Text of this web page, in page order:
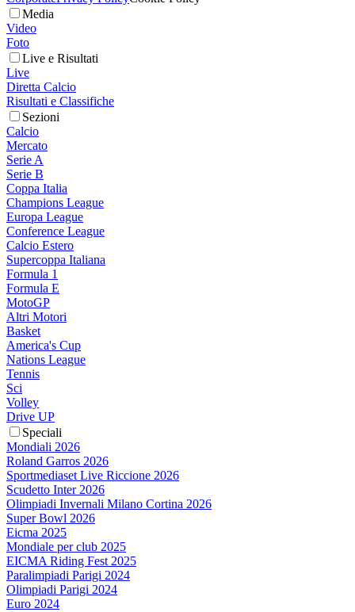
Media
Video
Foto
Live e Risultati
Live
Diretta Calcio
Risultati e Classifiche
Sezioni
Calcio
Mercato
Serie A
Serie B
Coppa Italia
Champions League
Europa League
Conference League
Calcio Estero
Supercoppa Italiana
Formula 1
Formula E
MotoGP
Altri Motori
Basket
America's Cup
Nations League
Tennis
Sci
Volley
Drive UP
Speciali
Mondiali 2026
Roland Garros 2026
Sportmediaset Live Riccione 2026
Scudetto Inter 2026
Olimpiadi Invernali Milano Cortina 2026
Super Bowl 2026
Eicma 2025
Mondiale per club 2025
EICMA Riding Fest 2025
Paralimpiadi Parigi 2024
Olimpiadi Parigi 2024
Euro 2024